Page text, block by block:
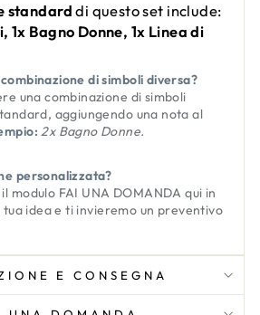
standarddi questo set include:
1x Bagno Donne, 1x Linea di
di simboli diversa?
una combinazione di simboli
aggiungendo una nota al
2x Bagno Donne.
personalizzata?
modulo FAI UNA DOMANDA qui in
tua idea e ti invieremo un preventivo
E CONSEGNA